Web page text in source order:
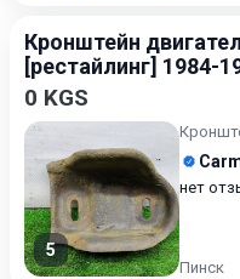
Кронштейн
[рестайлинг] 1984-
0 KGS
5
нет
Пинск